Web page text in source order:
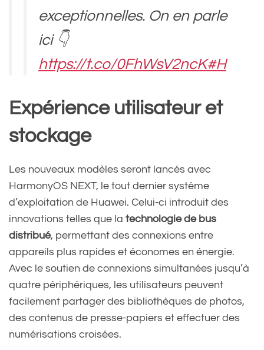
exceptionnelles. On en parle
ici 👇
https://t.co/0FhWsV2ncK#H
#HarmonyOS #Technologie
#Innovation
— BlogNT \ Media
(@BlogNTMedia)November
16, 2024
Expérience utilisateur et
stockage
Les nouveaux modèles seront lancés avec
HarmonyOS NEXT, le tout dernier système
d’exploitation de Huawei. Celui-ci introduit des
innovations telles que la technologie de bus
distribué, permettant des connexions entre
appareils plus rapides et économes en énergie.
Avec le soutien de connexions simultanées jusqu’à
quatre périphériques, les utilisateurs peuvent
facilement partager des bibliothèques de photos,
des contenus de presse-papiers et effectuer des
numérisations croisées.